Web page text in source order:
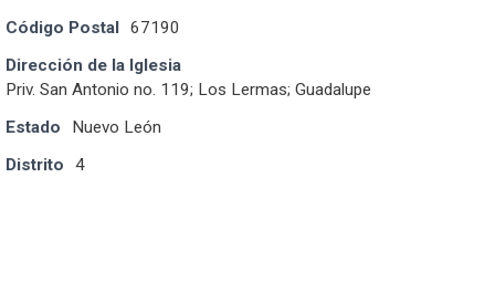
Código Postal 67190
Dirección de la Iglesia
Priv. San Antonio no. 119; Los Lermas; Guadalupe
Estado
Nuevo León
Distrito
4